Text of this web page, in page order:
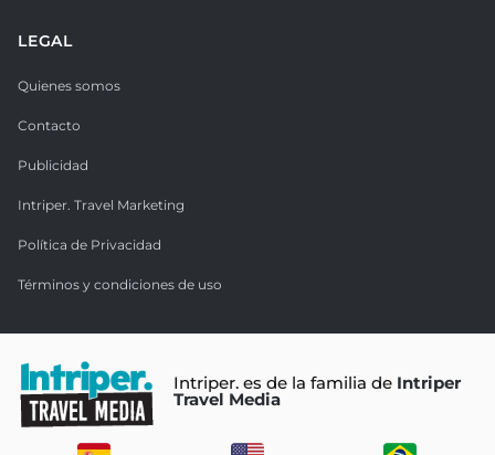
LEGAL
Quienes somos
Contacto
Publicidad
Intriper. Travel Marketing
Política de Privacidad
Términos y condiciones de uso
Intriper. es de la familia de Intriper
Travel Media